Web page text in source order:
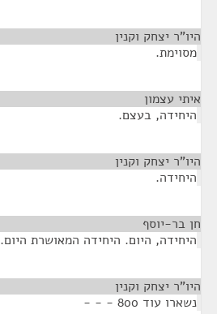
היו"ר יצחק וקנין
מסוימת.
איתי עצמון
היחידה, בעצם.
היו"ר יצחק וקנין
היחידה.
חן בר-יוסף
היחידה, היום. היחידה המאושרת היום.
היו"ר יצחק וקנין
נשארו עוד 800 - - -